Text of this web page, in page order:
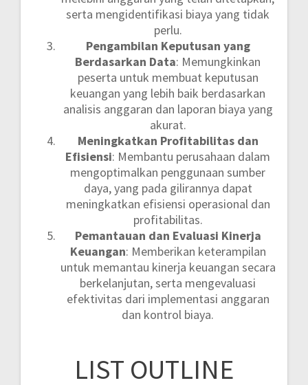
serta mengidentifikasi biaya yang tidak
perlu.
Pengambilan Keputusan yang
Berdasarkan Data: Memungkinkan
peserta untuk membuat keputusan
keuangan yang lebih baik berdasarkan
analisis anggaran dan laporan biaya yang
akurat.
Meningkatkan Profitabilitas dan
Efisiensi: Membantu perusahaan dalam
mengoptimalkan penggunaan sumber
daya, yang pada gilirannya dapat
meningkatkan efisiensi operasional dan
profitabilitas.
Pemantauan dan Evaluasi Kinerja
Keuangan: Memberikan keterampilan
untuk memantau kinerja keuangan secara
berkelanjutan, serta mengevaluasi
efektivitas dari implementasi anggaran
dan kontrol biaya.
LIST OUTLINE